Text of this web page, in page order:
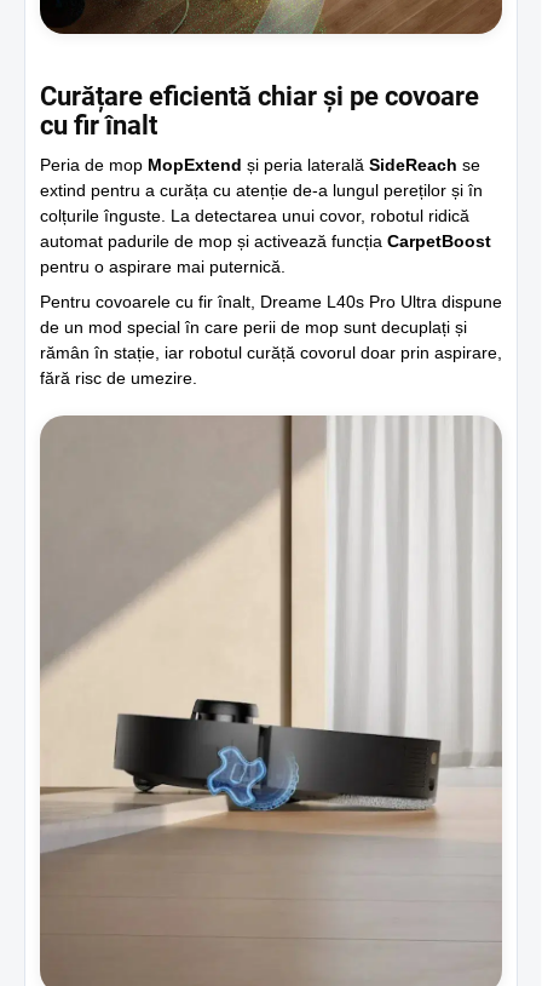
Curățare eficientă chiar și pe covoare
cu fir înalt
Peria de mop MopExtend și peria laterală SideReach se
extind pentru a curăța cu atenție de-a lungul pereților și în
colțurile înguste. La detectarea unui covor, robotul ridică
automat padurile de mop și activează funcția CarpetBoost
pentru o aspirare mai puternică.
Pentru covoarele cu fir înalt, Dreame L40s Pro Ultra dispune
de un mod special în care perii de mop sunt decuplați și
rămân în stație, iar robotul curăță covorul doar prin aspirare,
fără risc de umezire.